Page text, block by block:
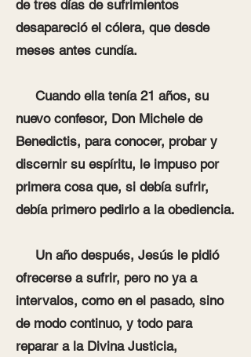
de tres días de sufrimientos
desapareció el cólera, que desde
meses antes cundía.
Cuando ella tenía 21 años, su
nuevo confesor, Don Michele de
Benedictis, para conocer, probar y
discernir su espíritu, le impuso por
primera cosa que, si debía sufrir,
debía primero pedirlo a la obediencia.
Un año después, Jesús le pidió
ofrecerse a sufrir, pero no ya a
intervalos, como en el pasado, sino
de modo continuo, y todo para
reparar a la Divina Justicia,